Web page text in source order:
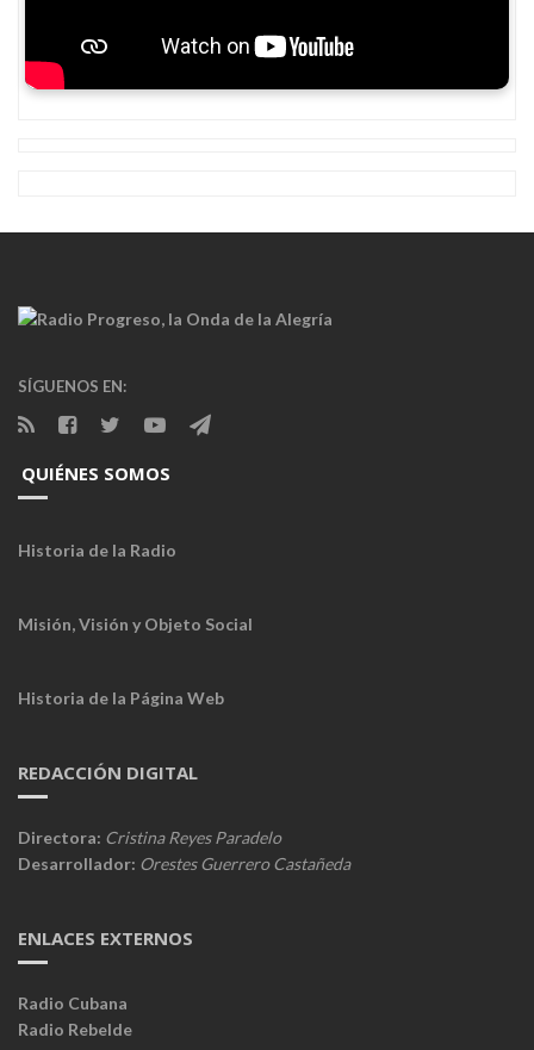
SÍGUENOS EN:
QUIÉNES SOMOS
Historia de la Radio
Misión, Visión y Objeto Social
Historia de la Página Web
REDACCIÓN DIGITAL
Directora: Cristina Reyes Paradelo
Desarrollador: Orestes Guerrero Castañeda
ENLACES EXTERNOS
Radio Cubana
Radio Rebelde